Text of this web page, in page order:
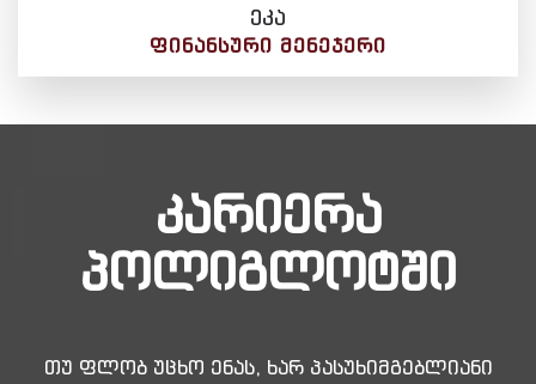
ეკა
ᲤᲘᲜᲐᲜᲡᲣᲠᲘ ᲛᲔᲜᲔᲯᲔᲠᲘ
კარიერა
პოლიგლოტში
თუ ფლობ უცხო ენას, ხარ პასუხიმგებლიანი